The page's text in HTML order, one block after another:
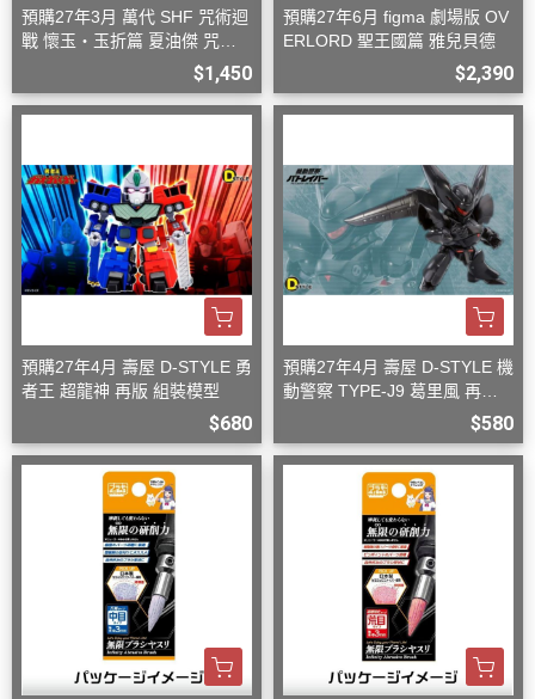
預購27年3月 萬代 SHF 咒術迴
戰 懷玉‧玉折篇 夏油傑 咒術
$1,450
預購27年6月 figma 劇場版 OV
ERLORD 聖王國篇 雅兒貝德
$2,390
預購27年4月 壽屋 D-STYLE 勇
者王 超龍神 再版 組裝模型
$680
預購27年4月 壽屋 D-STYLE 機
動警察 TYPE-J9 葛里風 再版
$580